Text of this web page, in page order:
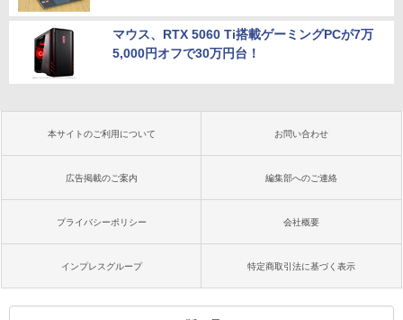
マウス、RTX 5060 Ti搭載ゲーミングPCが7万
5,000円オフで30万円台！
本サイトのご利用について お問い合わせ
広告掲載のご案内 編集部へのご連絡
プライバシーポリシー 会社概要
インプレスグループ 特定商取引法に基づく表示